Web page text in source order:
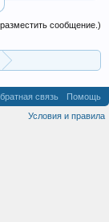
сообщение.)
и перерабатывающие
связь
Помощь
Условия и правила